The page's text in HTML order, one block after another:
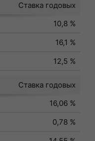
Ставка годовых
10,8 %
16,1 %
12,5 %
Ставка годовых
16,06 %
0,78 %